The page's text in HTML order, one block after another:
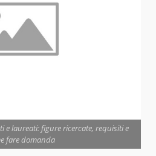
e laureati: figure ricercate, requisiti e
fare domanda